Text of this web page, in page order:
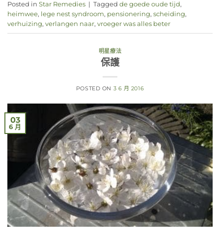
Posted in Star Remedies | Tagged de goede oude tijd,
heimwee, lege nest syndroom, pensionering, scheiding,
verhuizing, verlangen naar, vroeger was alles beter
明星療法
保護
POSTED ON 3 6 月 2016
03
6 月